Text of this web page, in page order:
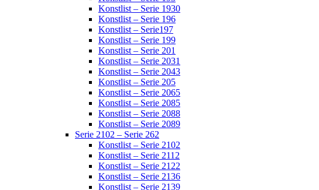
Konstlist – Serie 1930
Konstlist – Serie 196
Konstlist – Serie197
Konstlist – Serie 199
Konstlist – Serie 201
Konstlist – Serie 2031
Konstlist – Serie 2043
Konstlist – Serie 205
Konstlist – Serie 2065
Konstlist – Serie 2085
Konstlist – Serie 2088
Konstlist – Serie 2089
Serie 2102 – Serie 262
Konstlist – Serie 2102
Konstlist – Serie 2112
Konstlist – Serie 2122
Konstlist – Serie 2136
Konstlist – Serie 2139